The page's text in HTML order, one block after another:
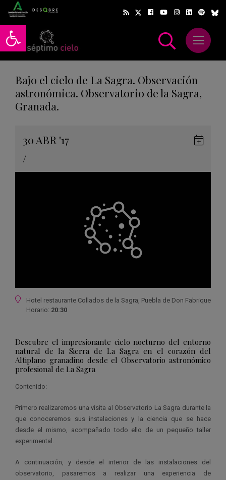
Abrir barra de herramientas
Abrir
Bajo el cielo de La Sagra. Observación
astronómica. Observatorio de la Sagra,
Granada.
30 ABR '17
/
Ubicación
Hotel restaurante Collados de la Sagra, Puebla de Don Fabrique
Horario: 20:30
Descubre el impresionante cielo nocturno del entorno
natural de la Sierra de La Sagra en el corazón del
Altiplano granadino desde el Observatorio astronómico
profesional de La Sagra
Contenido:
Primero realizaremos una visita al Observatorio La Sagra durante la
que conoceremos sus instalaciones y la ciencia que se hace
desde el mismo, acompañado todo ello de un pequeño taller
experimental.
A continuación, y desde el interior de las instalaciones del
observatorio, pasaremos a realizar una experiencia de